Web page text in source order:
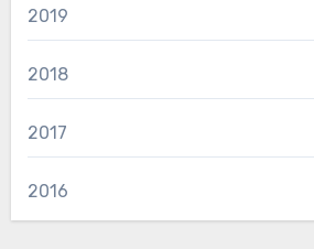
2019
2018
2017
2016